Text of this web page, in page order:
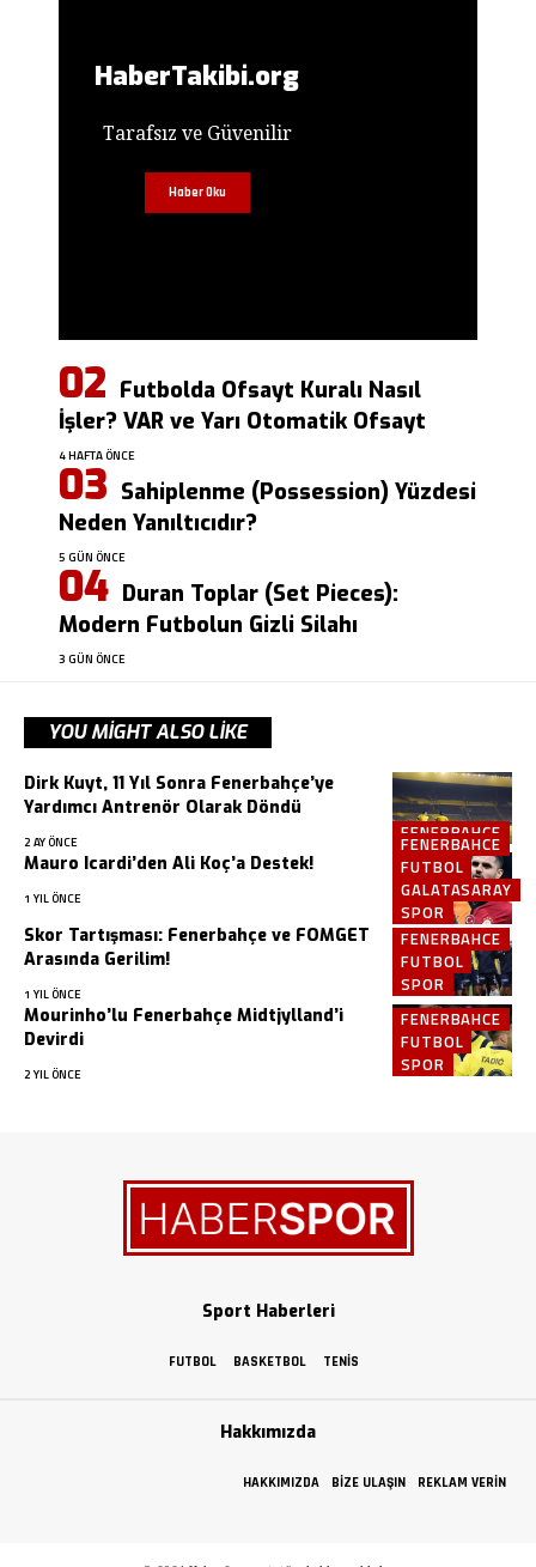
HaberTakibi.org
Tarafsız ve Güvenilir
Haber Oku
Futbolda Ofsayt Kuralı Nasıl
İşler? VAR ve Yarı Otomatik Ofsayt
4 HAFTA ÖNCE
Sahiplenme (Possession) Yüzdesi
Neden Yanıltıcıdır?
5 GÜN ÖNCE
Duran Toplar (Set Pieces):
Modern Futbolun Gizli Silahı
3 GÜN ÖNCE
YOU MIGHT ALSO LIKE
FENERBAHCE
Dirk Kuyt, 11 Yıl Sonra Fenerbahçe’ye
Yardımcı Antrenör Olarak Döndü
2 AY ÖNCE
FENERBAHCE
FUTBOL
GALATASARAY
SPOR
Mauro Icardi’den Ali Koç’a Destek!
1 YIL ÖNCE
FENERBAHCE
FUTBOL
SPOR
Skor Tartışması: Fenerbahçe ve FOMGET
Arasında Gerilim!
1 YIL ÖNCE
FENERBAHCE
FUTBOL
SPOR
Mourinho’lu Fenerbahçe Midtjylland’i
Devirdi
2 YIL ÖNCE
Sport Haberleri
FUTBOL BASKETBOL TENIS
Hakkımızda
HAKKIMIZDA BIZE ULAŞIN REKLAM VERIN